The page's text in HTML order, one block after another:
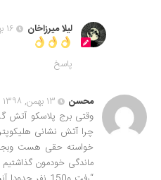
لیلا میرزاخان ۱۶ بهمن, ۱۳۹۸ در ۴:۱۲ ب٫ظ
پاسخ
محسن
۱۳ بهمن, ۱۳۹۸ در ۱۲:۳۰ ب٫ظ
وقتی برج پلاسکو آتش
چرا آتش نشانی
خواسته حقی هست
ماندگی خودمون